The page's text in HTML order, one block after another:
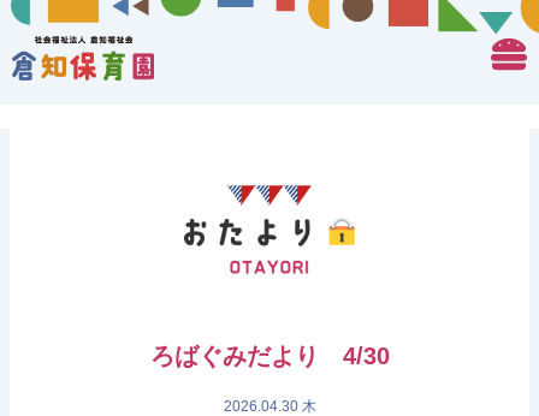
ろばぐみだより 4/30
2026.04.30 木